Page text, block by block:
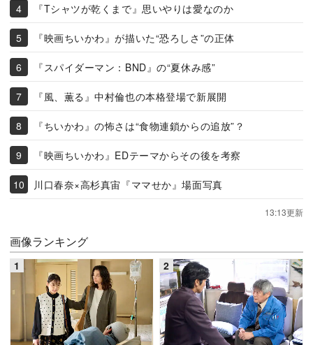
『Tシャツが乾くまで』思いやりは愛なのか
『映画ちいかわ』が描いた“恐ろしさ”の正体
『スパイダーマン：BND』の“夏休み感”
『風、薫る』中村倫也の本格登場で新展開
『ちいかわ』の怖さは“食物連鎖からの追放”？
『映画ちいかわ』EDテーマからその後を考察
川口春奈×高杉真宙『ママせか』場面写真
13:13更新
画像ランキング